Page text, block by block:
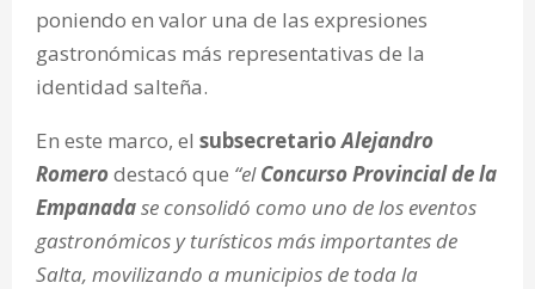
poniendo en valor una de las expresiones
gastronómicas más representativas de la
identidad salteña.
En este marco, el subsecretarioAlejandro
Romerodestacó que “elConcurso Provincial de la
Empanadase consolidó como uno de los eventos
gastronómicos y turísticos más importantes de
Salta, movilizando a municipios de toda la